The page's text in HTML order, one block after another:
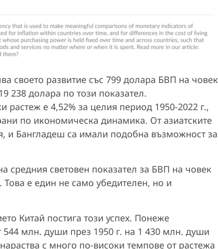
своето развитие със 799 долара БВП на човек
238 долара по този показател.
е 4,52% за целия период 1950-2022 г.,
по икономическа динамика. От азиатските
и Бангладеш са имали подобна възможност за
средния световен показател за БВП на човек
е един не само убедителен, но и
Китай постига този успех. Понеже
544 млн. души през 1950 г. на 1 430 млн. души
с много по-високи темпове от растежа